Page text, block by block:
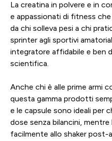
La creatina in polvere e in
e appassionati di fitness
da chi solleva pesi a chi
sprinter agli sportivi
integratore affidabile e ben
scientifica.
Anche chi è alle prime armi
questa gamma prodotti
e le capsule sono ideali per
dose senza bilancini, mentre
facilmente allo shaker post-